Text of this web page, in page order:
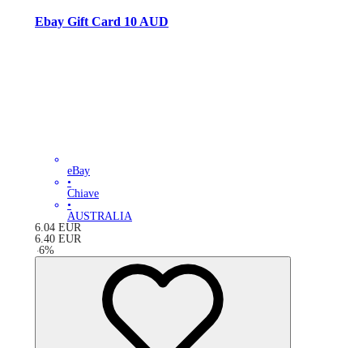
Ebay Gift Card 10 AUD
eBay
•
Chiave
•
AUSTRALIA
6.04 EUR
6.40 EUR
-6%